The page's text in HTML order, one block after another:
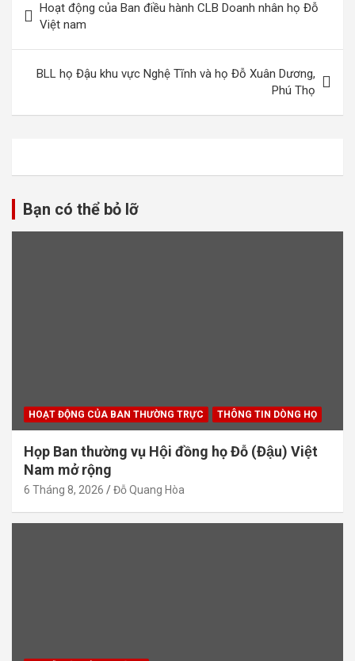
hướng
bài
viết
Hoạt động của Ban điều hành CLB Doanh nhân họ Đỗ
Việt nam
BLL họ Đậu khu vực Nghệ Tĩnh và họ Đỗ Xuân Dương,
Phú Thọ
Bạn có thể bỏ lỡ
HOẠT ĐỘNG CỦA BAN THƯỜNG TRỰC THÔNG TIN DÒNG HỌ
Họp Ban thường vụ Hội đồng họ Đỗ (Đậu) Việt
Nam mở rộng
6 Tháng 8, 2026 Đỗ Quang Hòa